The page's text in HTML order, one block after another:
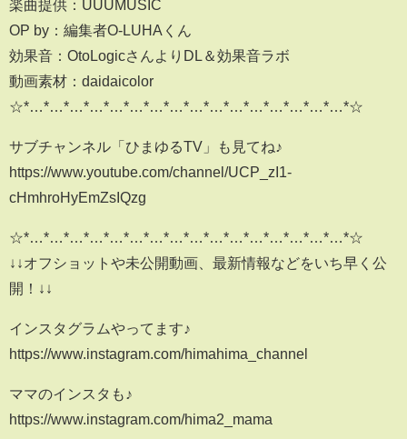
楽曲提供：UUUMUSIC
OP by：編集者O-LUHAくん
効果音：OtoLogicさんよりDL＆効果音ラボ
動画素材：daidaicolor
☆*…*…*…*…*…*…*…*…*…*…*…*…*…*…*…*…*☆
サブチャンネル「ひまゆるTV」も見てね♪
https://www.youtube.com/channel/UCP_zI1-
cHmhroHyEmZsIQzg
☆*…*…*…*…*…*…*…*…*…*…*…*…*…*…*…*…*☆
↓↓オフショットや未公開動画、最新情報などをいち早く公
開！↓↓
インスタグラムやってます♪
https://www.instagram.com/himahima_channel
ママのインスタも♪
https://www.instagram.com/hima2_mama